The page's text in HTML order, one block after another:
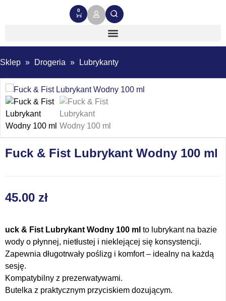
0
Sklep » Drogeria » Lubrykanty
Fuck & Fist Lubrykant Wodny 100 ml
45.00 zł
uck & Fist Lubrykant Wodny 100 ml to lubrykant na bazie
wody o płynnej, nietłustej i nieklejącej się konsystencji.
Zapewnia długotrwały poślizg i komfort – idealny na każdą
sesję.
Kompatybilny z prezerwatywami.
Butelka z praktycznym przyciskiem dozującym.